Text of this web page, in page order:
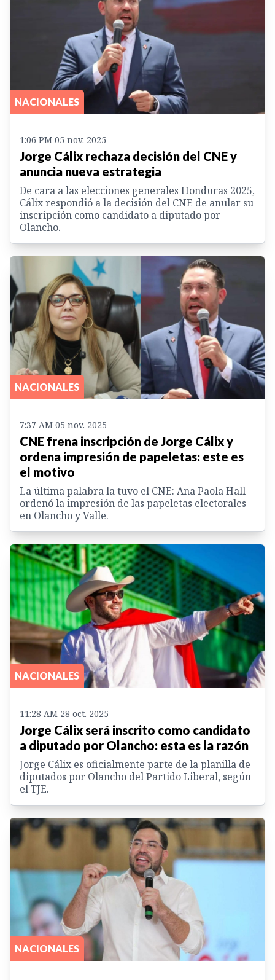
NACIONALES
1:06 PM 05 nov. 2025
Jorge Cálix rechaza decisión del CNE y
anuncia nueva estrategia
De cara a las elecciones generales Honduras 2025,
Cálix respondió a la decisión del CNE de anular su
inscripción como candidato a diputado por
Olancho.
NACIONALES
7:37 AM 05 nov. 2025
CNE frena inscripción de Jorge Cálix y
ordena impresión de papeletas: este es
el motivo
La última palabra la tuvo el CNE: Ana Paola Hall
ordenó la impresión de las papeletas electorales
en Olancho y Valle.
NACIONALES
11:28 AM 28 oct. 2025
Jorge Cálix será inscrito como candidato
a diputado por Olancho: esta es la razón
Jorge Cálix es oficialmente parte de la planilla de
diputados por Olancho del Partido Liberal, según
el TJE.
NACIONALES